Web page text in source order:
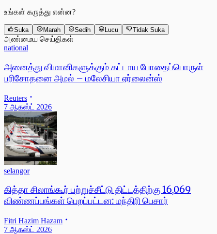
உங்கள் கருத்து என்ன?
Suka Marah Sedih Lucu Tidak Suka
அண்மைய செய்திகள்
national
அனைத்து விமானிகளுக்கும் கட்டாய போதைப்பொருள்
பரிசோதனை அமல் – மலேசியா ஏர்லைன்ஸ்
Reuters
7 ஆகஸ்ட் 2026
selangor
கித்தா சிலாங்கூர் பற்றுச்சீட்டு திட்டத்திற்கு 16,069
விண்ணப்பங்கள் பெறப்பட்டன: மந்திரி பெசார்
Fitri Hazim Hazam
7 ஆகஸ்ட் 2026